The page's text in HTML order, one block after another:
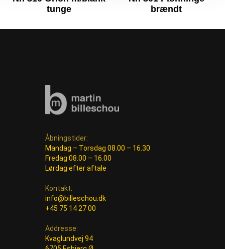
tunge
brændt
Åbningstider:
Mandag – Torsdag 08.00 – 16.30
Fredag 08.00 – 16.00
Lørdag efter aftale
Kontakt:
info@billeschou.dk
+45 75 14 27 00
Addresse:
Kvaglundvej 94